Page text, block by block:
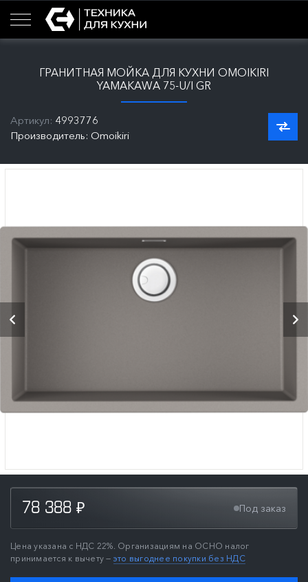
ГРАНИТНАЯ МОЙКА ДЛЯ КУХНИ OMOIKIRI
YAMAKAWA 75-U/I GR
Артикул: 4993776
Производитель: Omoikiri
78 388 ₽ Под заказ
Цена указана с НДС 22%. Организациям на ОСНО налог
принимается к вычету — это выгоднее покупки без НДС